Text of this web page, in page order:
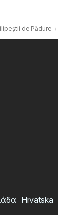
de Pădure
Hrvatska